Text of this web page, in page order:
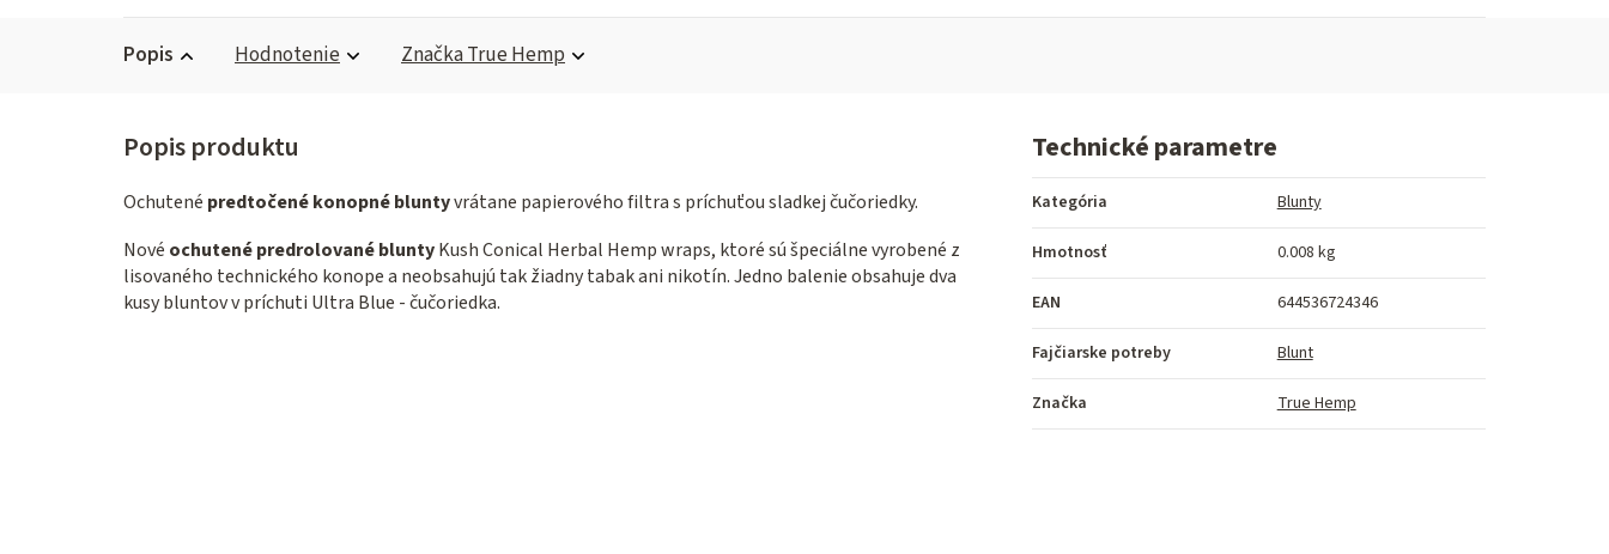
Popis Hodnotenie ZnačkaTrue Hemp
Ochutené predtočené konopné bluntyvrátane papierového filtra s príchuťou sladkej čučoriedky.
Nové ochutené predrolované bluntyKush Conical Herbal Hemp wraps, ktoré sú špeciálne vyrobené z
lisovaného technického konope a neobsahujú tak žiadny tabak ani nikotín. Jedno balenie obsahuje dva
kusy bluntov v príchuti Ultra Blue - čučoriedka.
Technické parametre
Kategória Blunty
Hmotnosť 0.008 kg
EAN 644536724346
Fajčiarske potreby Blunt
Značka True Hemp